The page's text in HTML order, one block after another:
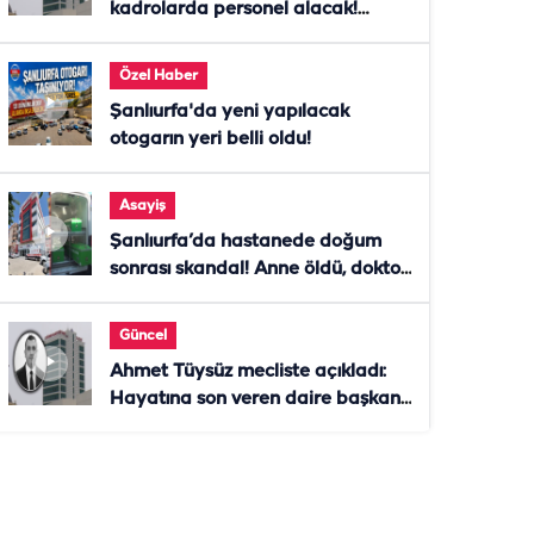
kadrolarda personel alacak!
Özel Haber
Şanlıurfa'da yeni yapılacak
otogarın yeri belli oldu!
Asayiş
Şanlıurfa’da hastanede doğum
sonrası skandal! Anne öldü, doktor
Güncel
Ahmet Tüysüz mecliste açıkladı:
Hayatına son veren daire başkanı